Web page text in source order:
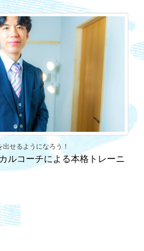
せるようになろう！
ルコーチによる本格トレーニ